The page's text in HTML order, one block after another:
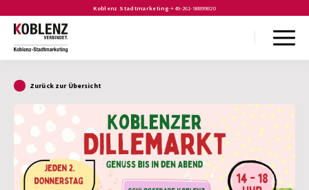
Koblenz Stadtmarketing-+49-261-98899820
Zurück zur Übersicht